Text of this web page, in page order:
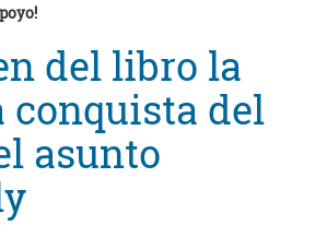
del libro la
conquista del
asunto